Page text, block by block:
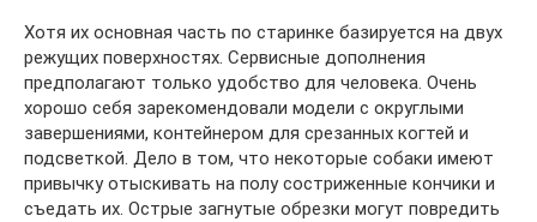
Хотя их основная часть по старинке базируется на двух
режущих поверхностях. Сервисные дополнения
предполагают только удобство для человека. Очень
хорошо себя зарекомендовали модели с округлыми
завершениями, контейнером для срезанных когтей и
подсветкой. Дело в том, что некоторые собаки имеют
привычку отыскивать на полу состриженные кончики и
съедать их. Острые загнутые обрезки могут повредить